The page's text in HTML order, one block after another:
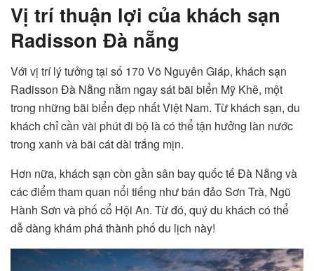
Vị trí thuận lợi của khách sạn
Radisson Đà nẵng
Với vị trí lý tưởng tại số 170 Võ Nguyên Giáp, khách sạn
Radisson Đà Nẵng nằm ngay sát bãi biển Mỹ Khê, một
trong những bãi biển đẹp nhất Việt Nam. Từ khách sạn, du
khách chỉ cần vài phút đi bộ là có thể tận hưởng làn nước
trong xanh và bãi cát dài trắng mịn.
Hơn nữa, khách sạn còn gần sân bay quốc tế Đà Nẵng và
các điểm tham quan nổi tiếng như bán đảo Sơn Trà, Ngũ
Hành Sơn và phố cổ Hội An. Từ đó, quý du khách có thể
dễ dàng khám phá thành phố du lịch này!